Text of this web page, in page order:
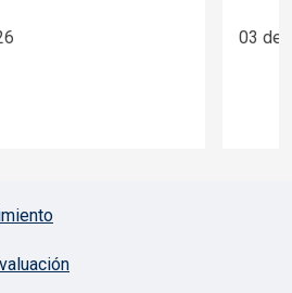
03 de
iconos